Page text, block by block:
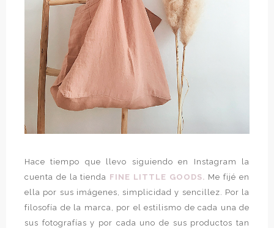
Hace tiempo que llevo siguiendo en Instagram la
cuenta de la tienda FINE LITTLE GOODS. Me fijé en
ella por sus imágenes, simplicidad y sencillez. Por la
filosofía de la marca, por el estilismo de cada una de
sus fotografías y por cada uno de sus productos tan